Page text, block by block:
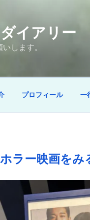
イアリー
します。
プロフィール 一
ラー映画をみ